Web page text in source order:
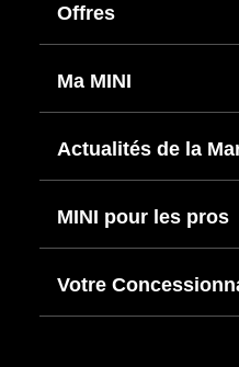
Offres
Ma MINI
Actualités de la
MINI pour les pros
Votre